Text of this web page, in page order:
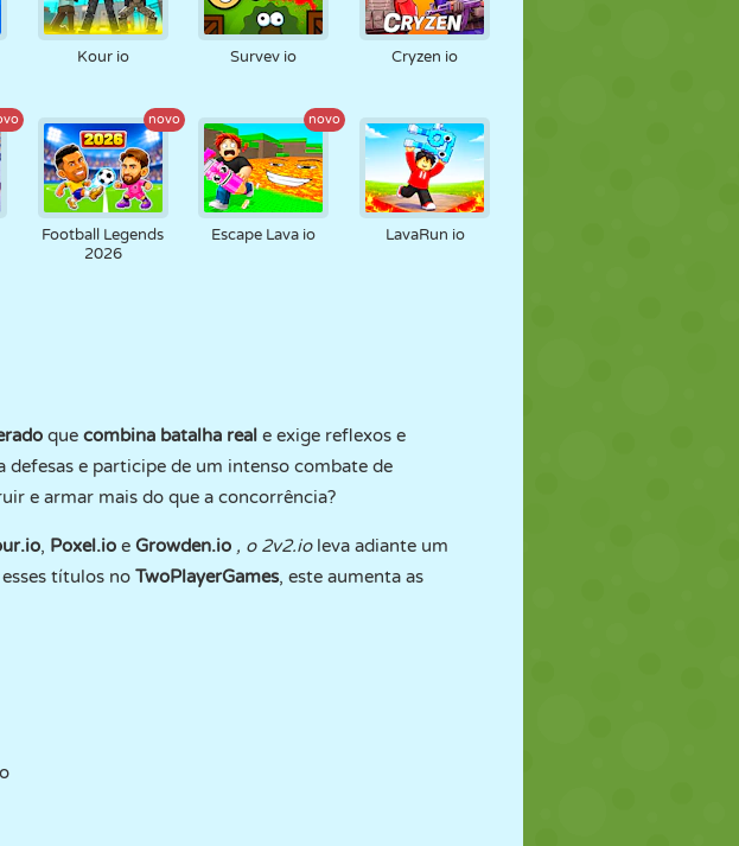
Kour io Survev io Cryzen io
novo
Football Legends
2026
novo
Escape Lava io LavaRun io
que combina batalha real e exige reflexos e
e participe de um intenso combate de
e armar mais do que a concorrência?
, Poxel.io e Growden.io , o 2v2.ioleva adiante um
títulos no TwoPlayerGames, este aumenta as